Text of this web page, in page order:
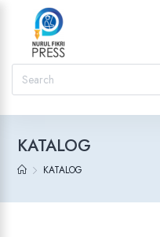
KATALOG
KATALOG